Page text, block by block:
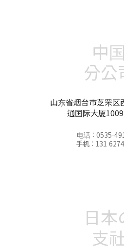
中国
分公
山东省烟台市芝罘区
通国际大厦
电话 : 0535-
手机 : 131
日本
支